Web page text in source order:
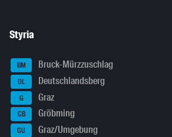
Styria
BM Bruck-Mürzzuschlag
DL Deutschlandsberg
G Graz
GB Gröbming
GU Graz/Umgebung